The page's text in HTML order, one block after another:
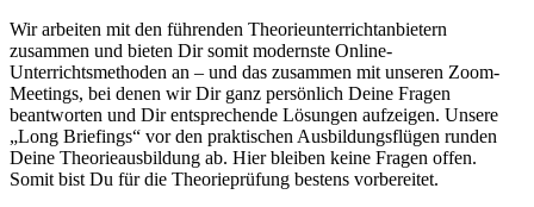
Wir arbeiten mit den führenden Theorieunterrichtanbietern
zusammen und bieten Dir somit modernste Online-
Unterrichtsmethoden an – und das zusammen mit unseren Zoom-
Meetings, bei denen wir Dir ganz persönlich Deine Fragen
beantworten und Dir entsprechende Lösungen aufzeigen. Unsere
„Long Briefings“ vor den praktischen Ausbildungsflügen runden
Deine Theorieausbildung ab. Hier bleiben keine Fragen offen.
Somit bist Du für die Theorieprüfung bestens vorbereitet.